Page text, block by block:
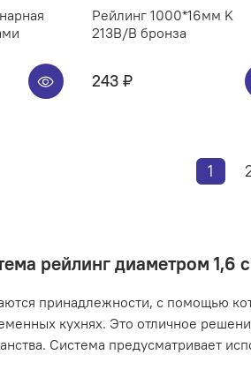
Рейлинг 1000*16мм K
213B/B бронза
243 ₽
1
рейлинг диаметром 1,6
принадлежности, с помощью
кухнях. Это отличное
Система предусматривает